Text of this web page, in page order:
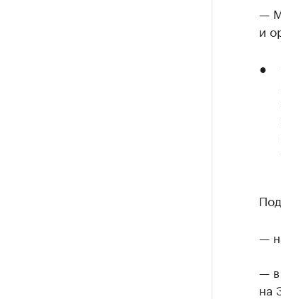
—
и
—
— в
на